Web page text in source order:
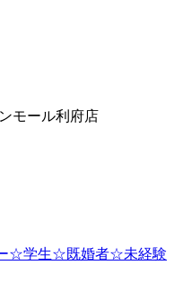
モール利府店
ー☆学生☆既婚者☆未経験